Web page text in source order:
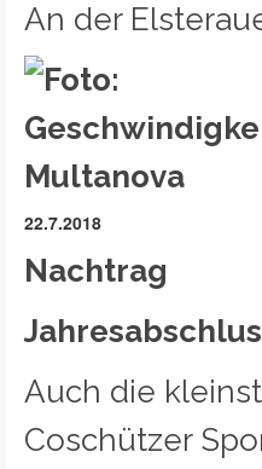
An der
22.7.2018
Nachtrag
Auch die
Coschützer